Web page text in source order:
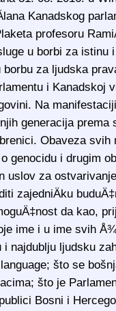
Kanadskog
profesoru
u borbi za
borbu za ljudska
i Kanadskoj
Na
generacija prema
Obaveza
genocidu i drugim
uslov za
zajedniÄku
da kao,
ime i u ime svih
i najdublju ljudsku
što se
što je
Bosni i